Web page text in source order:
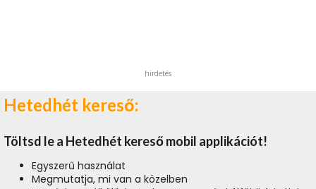
hirdetés
Hetedhét kereső:
Töltsd le a Hetedhét kereső mobil applikációt!
Egyszerű használat
Megmutatja, mi van a közelben